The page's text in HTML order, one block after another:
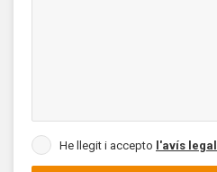
He llegit i accepto l'avís legal